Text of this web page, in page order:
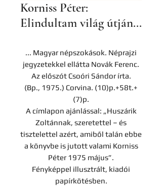
Korniss Péter:
Elindultam világ útján...
... Magyar népszokások. Néprajzi
jegyzetekkel ellátta Novák Ferenc.
Az előszót Csoóri Sándor írta.
(Bp., 1975.) Corvina. (10)p.+58t.+
(7)p.
A címlapon ajánlással: „Huszárik
Zoltánnak, szeretettel – és
tisztelettel azért, amiből talán ebbe
a könyvbe is jutott valami Korniss
Péter 1975 május”.
Fényképpel illusztrált, kiadói
papírkötésben.